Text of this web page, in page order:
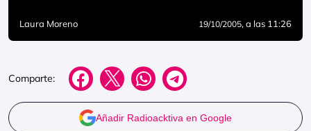
Laura Moreno 19/10/2005, a las 11:26
Comparte:
Añadir Radioacktiva en Google